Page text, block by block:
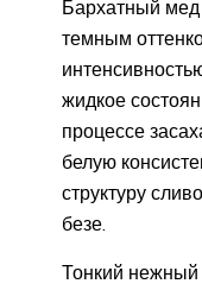
Бархатный
темным
жидкое
процессе
белую
структуру
безе.
Тонкий